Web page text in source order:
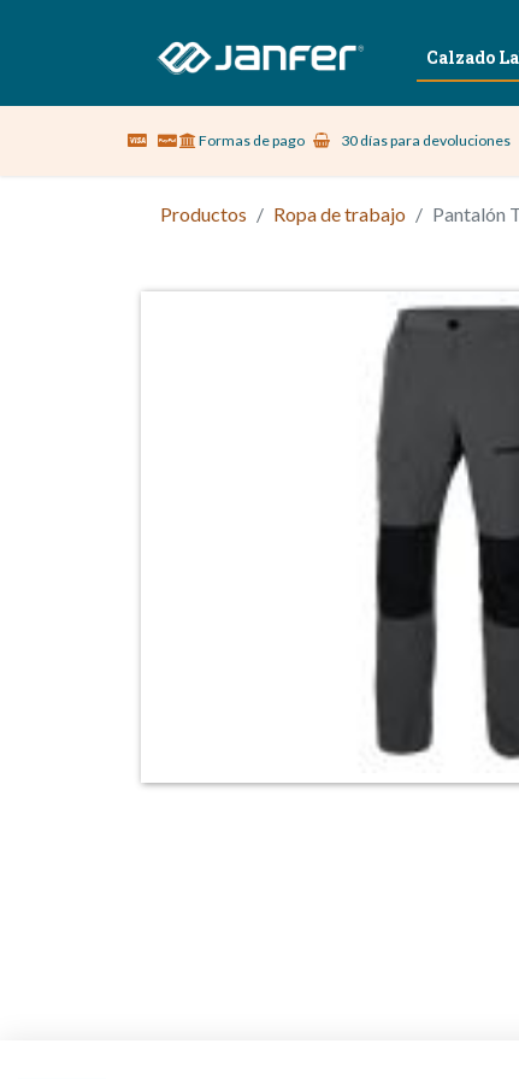
Sobre nosotros Vestuario Laboral Calzado
Formas de pago 30 días para devoluciones
Productos Ropa de trabajo Pantalón